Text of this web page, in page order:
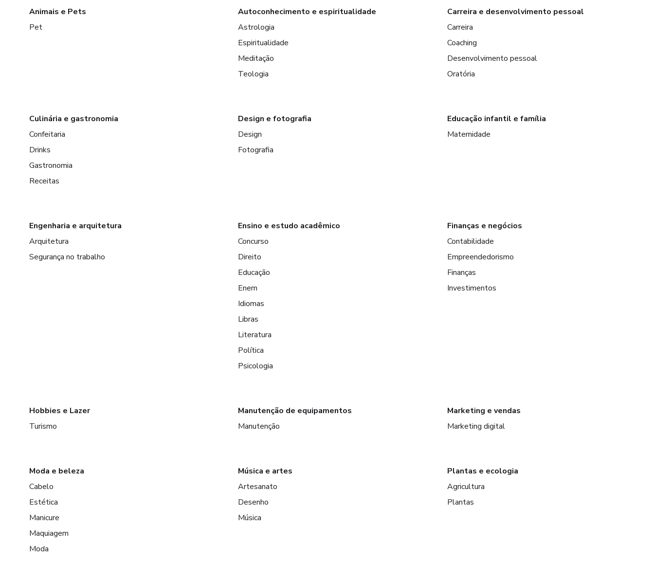
Animais e Pets
Pet
Autoconhecimento e espiritualidade
Astrologia
Espiritualidade
Meditação
Teologia
Carreira e desenvolvimento pessoal
Carreira
Coaching
Desenvolvimento pessoal
Oratória
Culinária e gastronomia
Confeitaria
Drinks
Gastronomia
Receitas
Design e fotografia
Design
Fotografia
Educação infantil e família
Maternidade
Engenharia e arquitetura
Arquitetura
Segurança no trabalho
Ensino e estudo acadêmico
Concurso
Direito
Educação
Enem
Idiomas
Libras
Literatura
Política
Psicologia
Finanças e negócios
Contabilidade
Empreendedorismo
Finanças
Investimentos
Hobbies e Lazer
Turismo
Manutenção de equipamentos
Manutenção
Marketing e vendas
Marketing digital
Moda e beleza
Cabelo
Estética
Manicure
Maquiagem
Moda
Música e artes
Artesanato
Desenho
Música
Plantas e ecologia
Agricultura
Plantas